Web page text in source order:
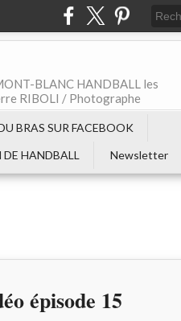
BLANC HANDBALL les
RIBOLI / Photographe
BRAS SUR FACEBOOK
HANDBALL Newsletter
épisode 15